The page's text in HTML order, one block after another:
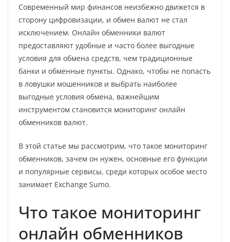
Современный мир финансов неизбежно движется в
сторону цифровизации, и обмен валют не стал
исключением. Онлайн обменники валют
предоставляют удобные и часто более выгодные
условия для обмена средств, чем традиционные
банки и обменные пункты. Однако, чтобы не попасть
в ловушки мошенников и выбрать наиболее
выгодные условия обмена, важнейшим
инструментом становится мониторинг онлайн
обменников валют.
В этой статье мы рассмотрим, что такое мониторинг
обменников, зачем он нужен, основные его функции
и популярные сервисы, среди которых особое место
занимает Exchange Sumo.
Что такое мониторинг
онлайн обменников